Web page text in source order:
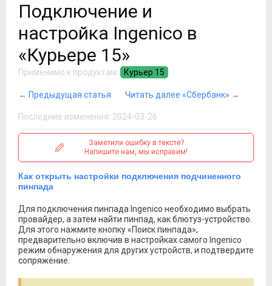
Подключение и
настройка Ingenico в
«Курьере 15»
Применимо к продуктам: Курьер 15
← Предыдущая статья Читать далее «Сбербанк» →
Последние изменения: 2024-03-26
Заметили ошибку в тексте?
Напишите нам, мы исправим!
Как открыть настройки подключения подчиненного
пинпада
Для подключения пинпада Ingenico необходимо выбрать
провайдер, а затем найти пинпад, как блютуз-устройство.
Для этого нажмите кнопку «Поиск пинпада»,
предварительно включив в настройках самого Ingenico
режим обнаружения для других устройств, и подтвердите
сопряжение.